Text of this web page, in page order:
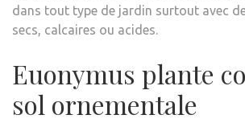
dans tout type de jardin surtout avec
secs, calcaires ou acides.
Euonymus plante
sol ornementale